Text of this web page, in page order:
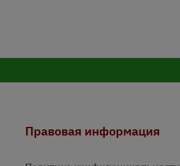
Правовая информация